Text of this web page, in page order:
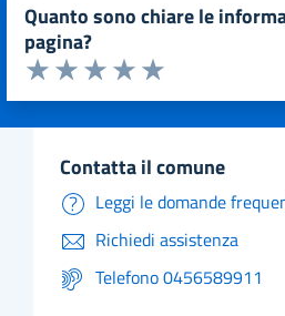
quanto sono chiare le informazioni su questa
pagina?
Valuta da 1 a 5 stelle la pagina
Valuta 5 stelle su 5
Valuta 4 stelle su 5
Valuta 3 stelle su 5
Valuta 2 stelle su 5
Valuta 1 stelle su 5
contatta il comune
Leggi le domande
Richiedi assistenza
Telefono 0456589911